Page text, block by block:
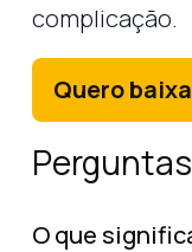
complicação.
Quero
O que